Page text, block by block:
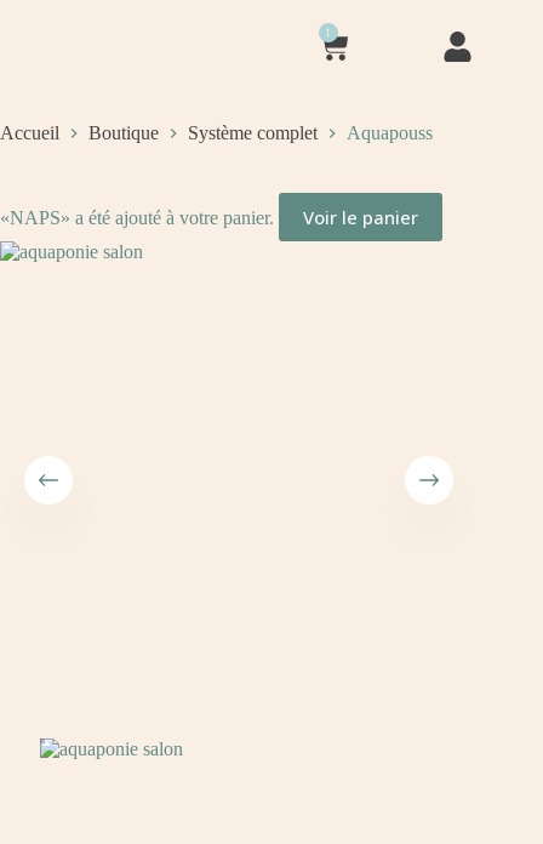
1
Accueil Boutique Système complet Aquapouss
«NAPS» a été ajouté à votre panier. Voir le panier